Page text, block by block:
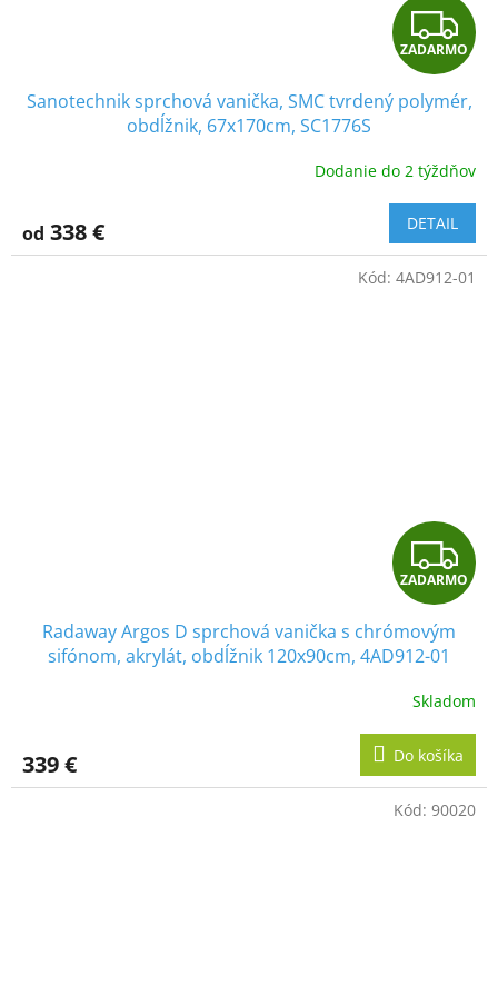
Z
A
D
A
R
M
ZADARMO
Sanotechnik sprchová vanička, SMC tvrdený polymér,
obdĺžnik, 67x170cm, SC1776S
Dodanie do 2 týždňov
od 338 € DETAIL
Z
A
A
R
M
ZADARMO
Radaway Argos D sprchová vanička s chrómovým
sifónom, akrylát, obdĺžnik 120x90cm, 4AD912-01
Skladom
339 € Do košíka
Kód: 4AD912-01
Kód: 90020